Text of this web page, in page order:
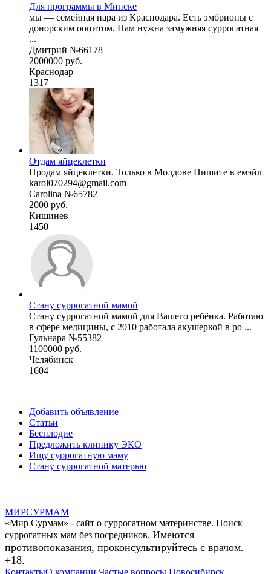
Для программы в Минске
мы — семейная пара из Краснодара. Есть эмбрионы с
донорским ооцитом. Нам нужна замужняя суррогатная
...
Дмитрий №66178
2000000 руб.
Краснодар
1317
Отдам яйцеклетки
Продам яйцеклетки. Только в Молдове Пишите в емэйл
karol070294@gmail.com
Carolina №65782
2000 руб.
Кишинев
1450
Стану суррогатной мамой
Стану суррогатной мамой для Вашего ребёнка. Работаю
в сфере медицины, с 2010 работала акушеркой в ро ...
Гульнара №55382
1100000 руб.
Челябинск
1604
Добавить объявление
Статьи
Бесплодие
Предложить клинику ЭКО
Ищу суррогатную маму
Стану суррогатной матерью
МИРСУРМАМ
«Мир Сурмам» - сайт о суррогатном материнстве. Поиск
суррогатных мам без посредников. Имеются
противопоказания, проконсультируйтесь с врачом.
+18.
КонтактыО компании Частые вопросы Новосибирск